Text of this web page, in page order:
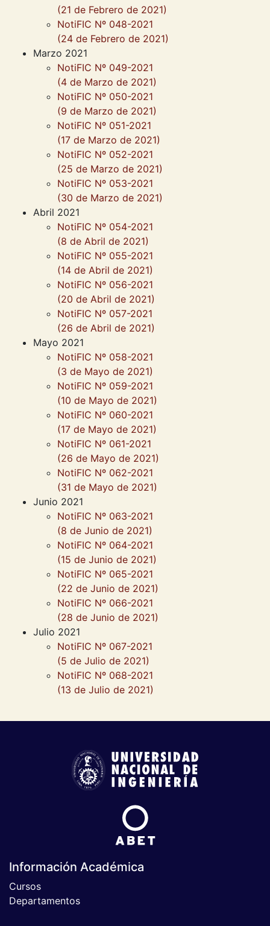
(21 de Febrero de 2021)
NotiFIC Nº 048-2021
(24 de Febrero de 2021)
Marzo 2021
NotiFIC Nº 049-2021
(4 de Marzo de 2021)
NotiFIC Nº 050-2021
(9 de Marzo de 2021)
NotiFIC Nº 051-2021
(17 de Marzo de 2021)
NotiFIC Nº 052-2021
(25 de Marzo de 2021)
NotiFIC Nº 053-2021
(30 de Marzo de 2021)
Abril 2021
NotiFIC Nº 054-2021
(8 de Abril de 2021)
NotiFIC Nº 055-2021
(14 de Abril de 2021)
NotiFIC Nº 056-2021
(20 de Abril de 2021)
NotiFIC Nº 057-2021
(26 de Abril de 2021)
Mayo 2021
NotiFIC Nº 058-2021
(3 de Mayo de 2021)
NotiFIC Nº 059-2021
(10 de Mayo de 2021)
NotiFIC Nº 060-2021
(17 de Mayo de 2021)
NotiFIC Nº 061-2021
(26 de Mayo de 2021)
NotiFIC Nº 062-2021
(31 de Mayo de 2021)
Junio 2021
NotiFIC Nº 063-2021
(8 de Junio de 2021)
NotiFIC Nº 064-2021
(15 de Junio de 2021)
NotiFIC Nº 065-2021
(22 de Junio de 2021)
NotiFIC Nº 066-2021
(28 de Junio de 2021)
Julio 2021
NotiFIC Nº 067-2021
(5 de Julio de 2021)
NotiFIC Nº 068-2021
(13 de Julio de 2021)
Información Académica
Cursos
Departamentos